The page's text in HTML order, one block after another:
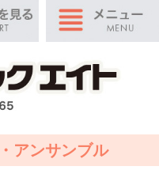
アンサンブル